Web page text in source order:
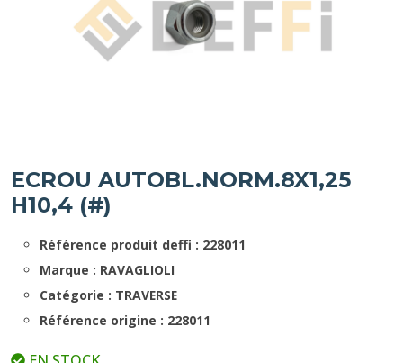
ECROU AUTOBL.NORM.8X1,25
H10,4 (#)
Référence produit deffi : 228011
Marque : RAVAGLIOLI
Catégorie : TRAVERSE
Référence origine : 228011